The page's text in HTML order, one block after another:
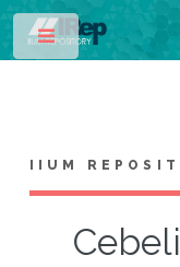
IIUM
Toggle